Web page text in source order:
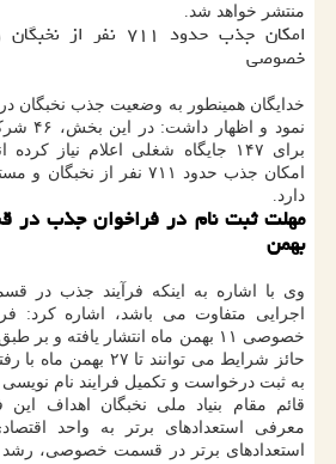
منتشر خواهد شد.
امکان جذب حدود ۷۱۱
خصوصی
خدایگان همینطور به وضعیت جذب
نمود و
برای ۱۴۷ جایگاه شغلی اعلام نیاز
امکان جذب حدود ۷۱۱ نفر از
دارد.
بهمن
وی با اشاره به اینکه فرآیند جذب در
اجرایی متفاوت می باشد، اشاره کرد:
خصوصی ۱۱ بهمن ماه انتشار یافته و
حائز شرایط می توانند
به ثبت درخواست و تکمیل فرایند نام نویسی
قائم مقام بنیاد ملی نخبگان اهداف
معرفی استعدادهای برتر به واحد
استعدادهای برتر در قسمت خصوصی، رشد